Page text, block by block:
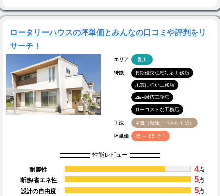
ロータリーハウスの坪単価とみんなの口コミや評判をリ
サーチ！
エリア 香川
特徴 長期優良住宅対応工務店
地震に強い工務店
ZEH対応工務店
ローコストな工務店
工法 木造（軸組・パネル工法）
坪単価 45 ～ 65 万円
性能レビュー
耐震性 4点
断熱/省エネ性
5点
設計の自由度
5点